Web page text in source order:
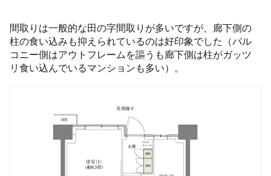
間取りは一般的な田の字間取りが多いですが、廊下側の
柱の食い込みも抑えられているのは好印象でした（バル
コニー側はアウトフレームを謳うも廊下側は柱がガッツ
リ食い込んでいるマンションも多い）。